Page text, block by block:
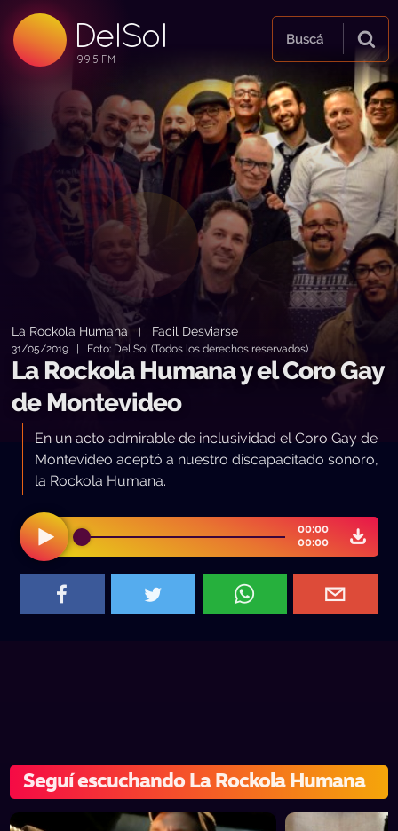
DelSol
99.5 FM
99.5 FM
99.5 FM
Buscá
La Rockola Humana Facil Desviarse
31/05/2019 | Foto: Del Sol (Todos los derechos reservados)
La Rockola Humana y el Coro Gay
de Montevideo
En un acto admirable de inclusividad el Coro Gay de
Montevideo aceptó a nuestro discapacitado sonoro,
la Rockola Humana.
00:00
00:00
Seguí escuchando La Rockola Humana